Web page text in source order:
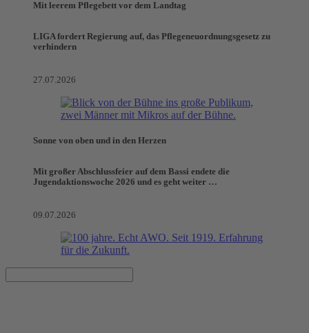
Mit leerem Pflegebett vor dem Landtag
LIGA fordert Regierung auf, das Pflegeneuordnungsgesetz zu
verhindern
27.07.2026
Sonne von oben und in den Herzen
Mit großer Abschlussfeier auf dem Bassi endete die
Jugendaktionswoche 2026 und es geht weiter …
09.07.2026